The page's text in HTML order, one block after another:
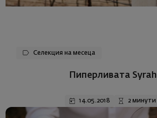
Селекция на месеца
Пиперливата Syrah
14.05.2018 2 минути